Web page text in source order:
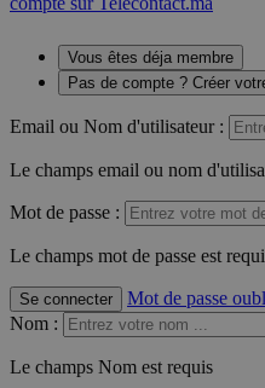
Vous êtes déja membre
Pas de compte ? Créer
Email ou Nom d'utilisateur :
Le champs email ou nom
Mot de passe :
Le champs mot de passe est
Se connecter
Mot de passe
Nom :
Le champs Nom est requis